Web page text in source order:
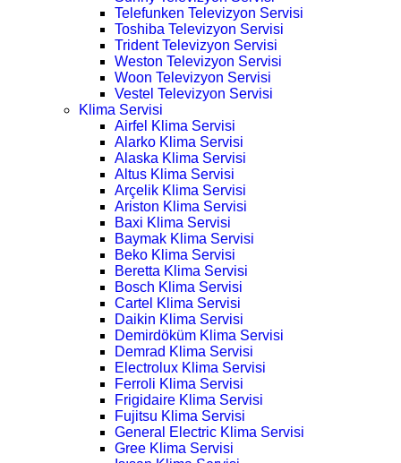
Telefunken Televizyon Servisi
Toshiba Televizyon Servisi
Trident Televizyon Servisi
Weston Televizyon Servisi
Woon Televizyon Servisi
Vestel Televizyon Servisi
Klima Servisi
Airfel Klima Servisi
Alarko Klima Servisi
Alaska Klima Servisi
Altus Klima Servisi
Arçelik Klima Servisi
Ariston Klima Servisi
Baxi Klima Servisi
Baymak Klima Servisi
Beko Klima Servisi
Beretta Klima Servisi
Bosch Klima Servisi
Cartel Klima Servisi
Daikin Klima Servisi
Demirdöküm Klima Servisi
Demrad Klima Servisi
Electrolux Klima Servisi
Ferroli Klima Servisi
Frigidaire Klima Servisi
Fujitsu Klima Servisi
General Electric Klima Servisi
Gree Klima Servisi